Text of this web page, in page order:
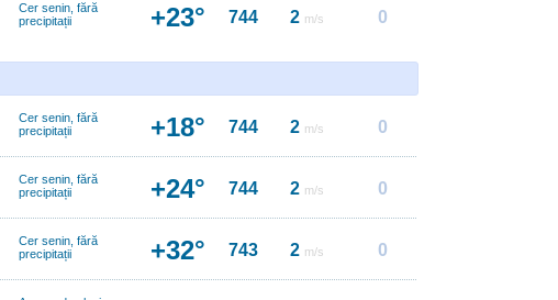
Cer senin, fără
precipitații
+23° 744 2 m/s 0
Cer senin, fără
precipitații
+18° 744 2 m/s 0
Cer senin, fără
precipitații
+24° 744 2 m/s 0
Cer senin, fără
precipitații
+32° 743 2 m/s 0